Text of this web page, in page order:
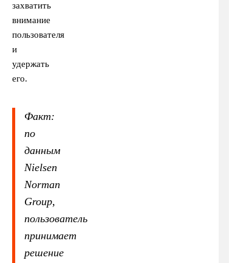
захватить
внимание
пользователя
и
удержать
его.
Факт:
по
данным
Nielsen
Norman
Group,
пользователь
принимает
решение